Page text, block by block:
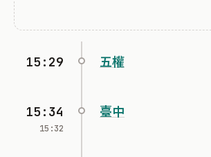
15:29 五權
15:34
15:32
臺中